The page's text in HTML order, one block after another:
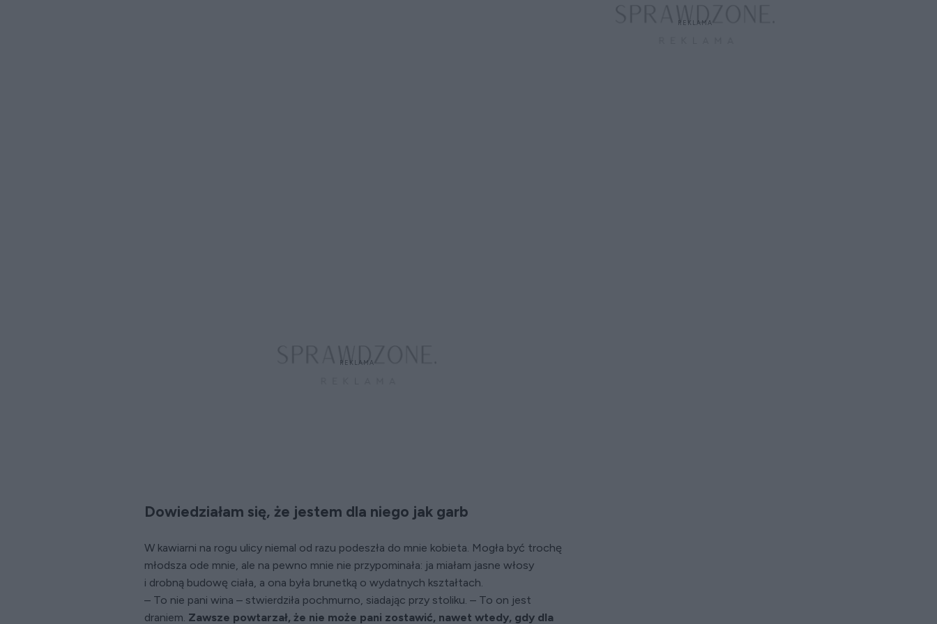
Dowiedziałam się, że jestem dla niego jak garb
W kawiarni na rogu ulicy niemal od razu podeszła do mnie kobieta. Mogła być trochę
młodsza ode mnie, ale na pewno mnie nie przypominała: ja miałam jasne włosy
i drobną budowę ciała, a ona była brunetką o wydatnych kształtach.
– To nie pani wina – stwierdziła pochmurno, siadając przy stoliku. – To on jest
draniem. Zawsze powtarzał, że nie może pani zostawić, nawet wtedy, gdy dla